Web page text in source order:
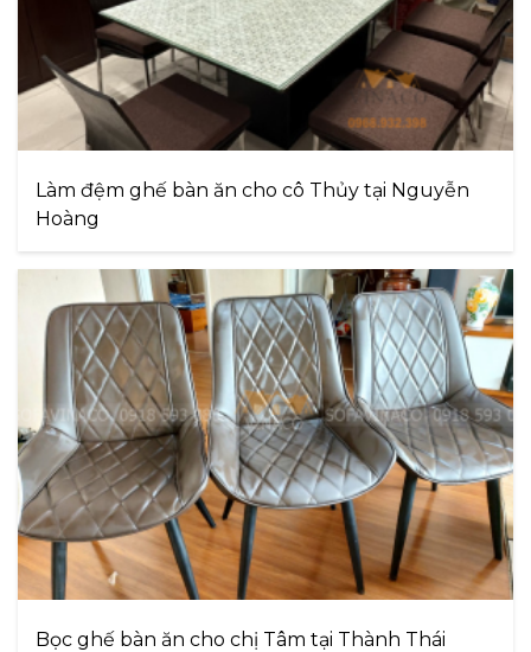
Làm đệm ghế bàn ăn cho cô Thủy tại Nguyễn
Hoàng
Bọc ghế bàn ăn cho chị Tâm tại Thành Thái